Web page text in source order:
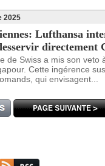
2025
Lufthansa
directement
de Swiss a mis son veto
Cette ingérence
qui envisagent...